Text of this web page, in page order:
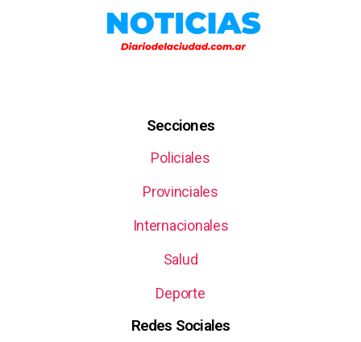
Secciones
Policiales
Provinciales
Internacionales
Salud
Deporte
Redes Sociales